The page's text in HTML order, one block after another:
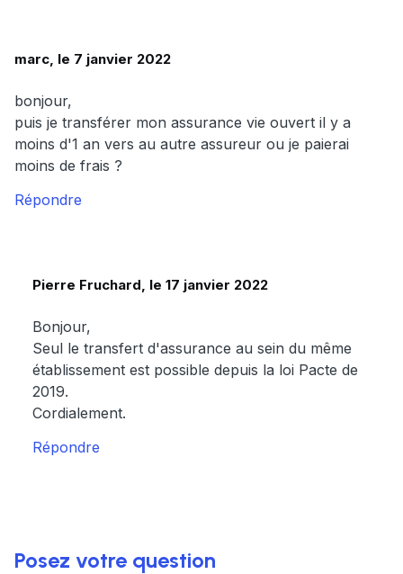
marc, le 7 janvier 2022
bonjour,
puis je transférer mon assurance vie ouvert il y a
moins d'1 an vers au autre assureur ou je paierai
moins de frais ?
Répondre
Pierre Fruchard, le 17 janvier 2022
Bonjour,
Seul le transfert d'assurance au sein du même
établissement est possible depuis la loi Pacte de
2019.
Cordialement.
Répondre
Posez votre question